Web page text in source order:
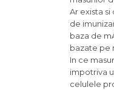
Ar exista
de
baza de
bazate pe
In ce
impotriva
celulele